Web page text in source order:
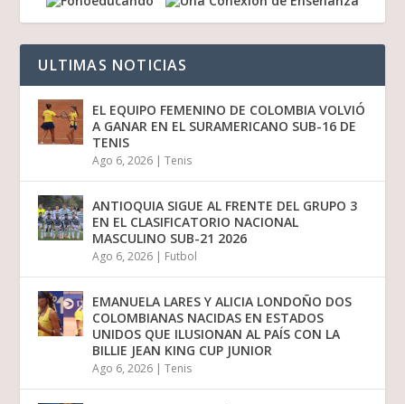
ULTIMAS NOTICIAS
EL EQUIPO FEMENINO DE COLOMBIA VOLVIÓ
A GANAR EN EL SURAMERICANO SUB-16 DE
TENIS
Ago 6, 2026 |Tenis
ANTIOQUIA SIGUE AL FRENTE DEL GRUPO 3
EN EL CLASIFICATORIO NACIONAL
MASCULINO SUB-21 2026
Ago 6, 2026 | Futbol
EMANUELA LARES Y ALICIA LONDOÑO DOS
COLOMBIANAS NACIDAS EN ESTADOS
UNIDOS QUE ILUSIONAN AL PAÍS CON LA
BILLIE JEAN KING CUP JUNIOR
Ago 6, 2026 |Tenis